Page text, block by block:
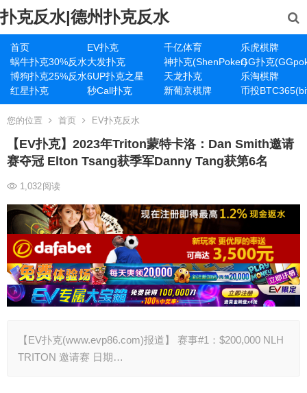
扑克反水|德州扑克反水
首页 EV扑克 千亿体育
乐虎棋牌
蜗牛扑克30%反水大发扑克 神扑克(ShenPoker)GG扑克
博狗扑克25%反水6UP扑克之星 天龙扑克
乐淘棋牌
红星扑克
秒Call扑克 新葡京棋牌 币投
您的位置 首页 EV扑克反水
【EV扑克】2023年Triton蒙特卡洛：Dan Smith邀请
赛夺冠 Elton Tsang获季军Danny Tang获第6名
1,032阅读
【EV扑克(www.evp86.com)报道】 赛事#1：$200,000 NLH
TRITON 邀请赛 日期…